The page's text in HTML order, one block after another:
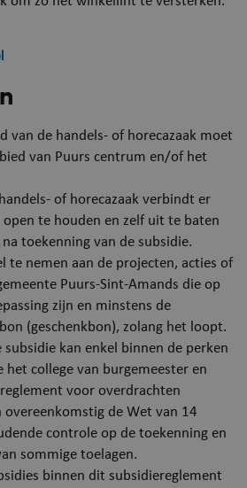
van de handels- of horecazaak moet
van Puurs centrum en/of het
of horecazaak verbindt er
open te houden en zelf uit te baten
toekenning van de subsidie.
te nemen aan de projecten, acties of
Puurs-Sint-Amands die op
zijn en minstens de
(geschenkbon), zolang het loopt.
subsidie kan enkel binnen de perken
het college van burgemeester en
voor overdrachten
overeenkomstig de Wet van 14
controle op de toekenning en
sommige toelagen.
binnen dit subsidiereglement